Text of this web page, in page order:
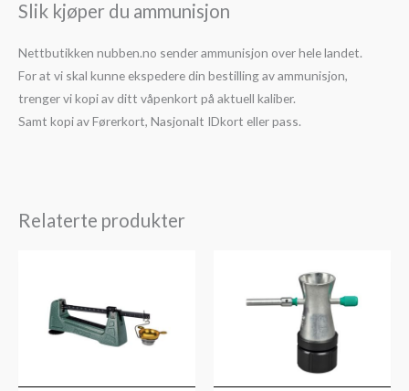
Slik kjøper du ammunisjon
Nettbutikken nubben.no sender ammunisjon over hele landet.
For at vi skal kunne ekspedere din bestilling av ammunisjon,
trenger vi kopi av ditt våpenkort på aktuell kaliber.
Samt kopi av Førerkort, Nasjonalt IDkort eller pass.
Relaterte produkter